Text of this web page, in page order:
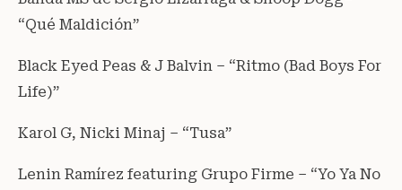
“Qué Maldición”
Black Eyed Peas & J Balvin – “Ritmo (Bad Boys For
Life)”
Karol G, Nicki Minaj – “Tusa”
Lenin Ramírez featuring Grupo Firme – “Yo Ya No